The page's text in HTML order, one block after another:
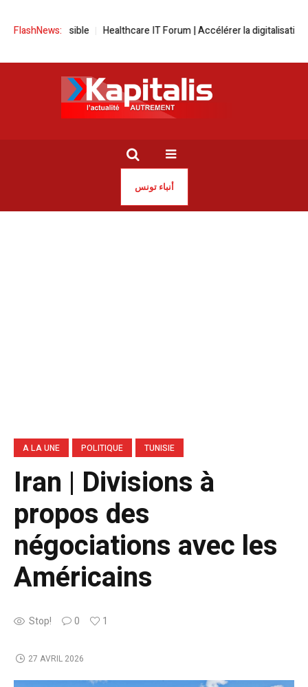
FlashNews:
possible Healthcare IT Forum | Accélérer la digitalisation de la
أنباء تونس
A LA UNE POLITIQUE TUNISIE
Iran | Divisions à
propos des
négociations avec les
Américains
Stop! 0 1
27 AVRIL 2026